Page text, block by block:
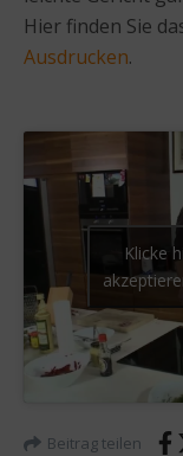
Hier finden Sie
Ausdrucken.
Klicke
Beitrag teilen